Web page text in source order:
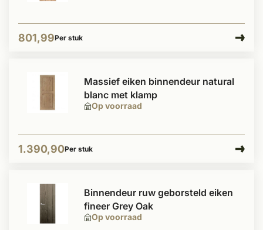
801,99Per stuk
Op voorraad
Massief eiken binnendeur natural
blanc met klamp
1.390,90Per stuk
Op voorraad
Binnendeur ruw geborsteld eiken
fineer Grey Oak